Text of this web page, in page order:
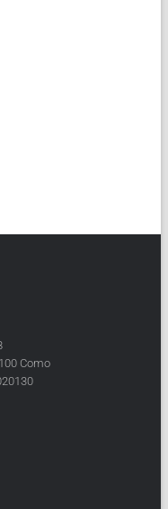
Como